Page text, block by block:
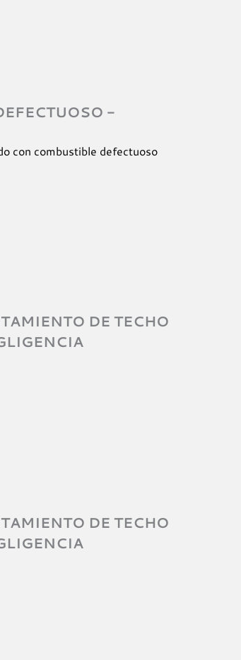
-
con combustible defectuoso
DE TECHO
DE TECHO